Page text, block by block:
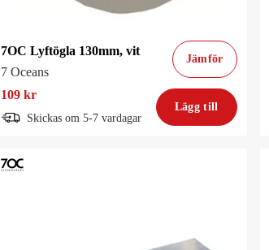
7OC Lyftögla 130mm, vit
7 Oceans
Jämför
109 kr
Skickas om 5-7 vardagar
Lägg till